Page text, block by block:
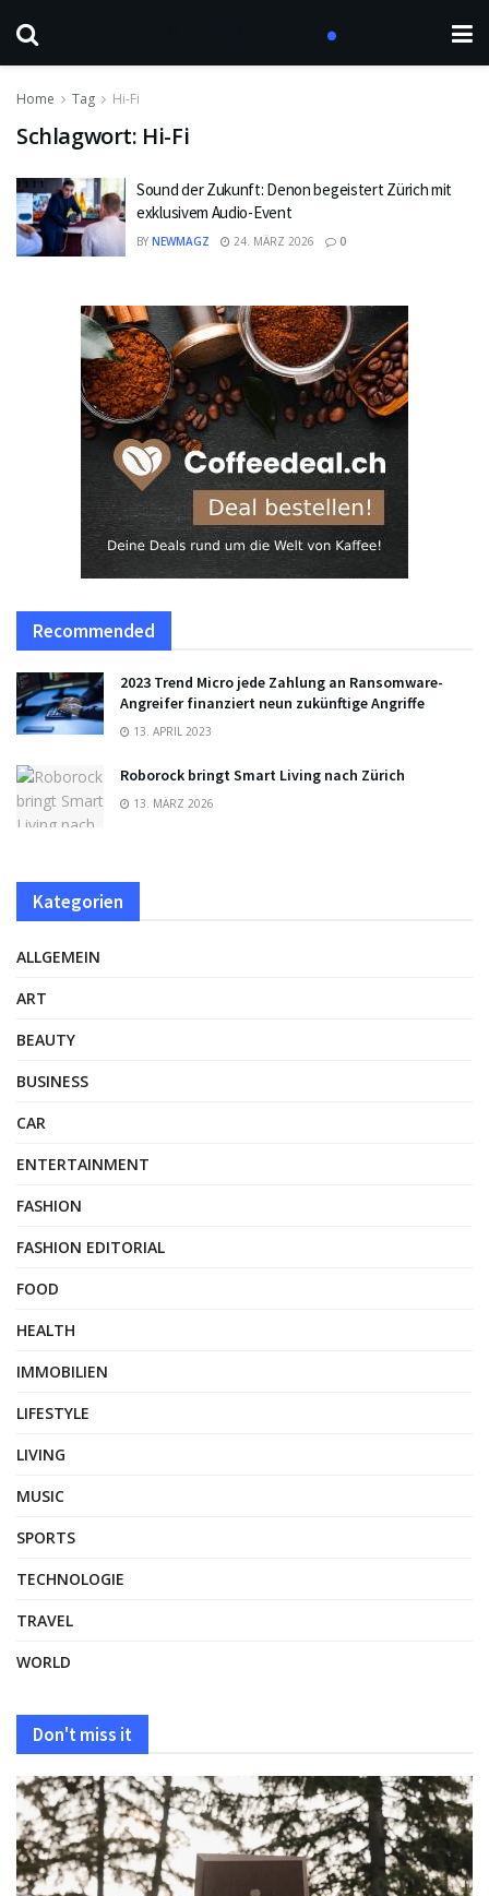
Home Tag Hi-Fi
Schlagwort: Hi-Fi
Sound der Zukunft: Denon begeistert Zürich mit
exklusivem Audio-Event
BY NEWMAGZ 24. MÄRZ 2026 0
Recommended
2023 Trend Micro jede Zahlung an Ransomware-
Angreifer finanziert neun zukünftige Angriffe
13. APRIL 2023
Roborock bringt Smart Living nach Zürich
13. MÄRZ 2026
Kategorien
ALLGEMEIN
ART
BEAUTY
BUSINESS
CAR
ENTERTAINMENT
FASHION
FASHION EDITORIAL
FOOD
HEALTH
IMMOBILIEN
LIFESTYLE
LIVING
MUSIC
SPORTS
TECHNOLOGIE
TRAVEL
WORLD
Don't miss it